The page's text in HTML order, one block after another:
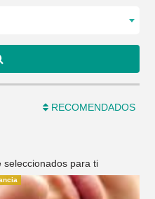
RECOMENDADOS
seleccionados para ti